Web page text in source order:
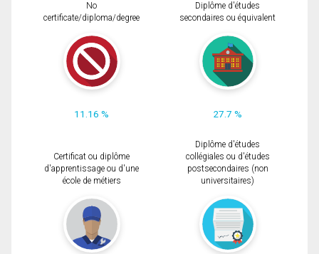
No
certificate/diploma/degree
11.16 %
Diplôme d'études
secondaires ou équivalent
27.7 %
Certificat ou diplôme
d'apprentissage ou d'une
école de métiers
Diplôme d'études
collégiales ou d'études
postsecondaires (non
universitaires)